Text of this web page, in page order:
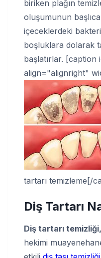
biriken plağın
oluşumunun
içeceklerdeki
boşluklara dolarak
başlatırlar. [caption
align="alignright"
tartarı temizleme[/
Diş Tartarı
Diş tartarı temizliği,
hekimi